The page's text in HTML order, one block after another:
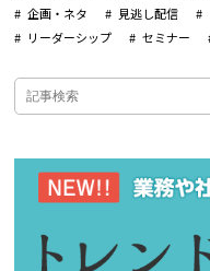
企画・ネタ
見逃し配信
リーダーシップ
セミナー